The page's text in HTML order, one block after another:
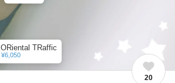
ORiental TRaffic
¥6,050
20